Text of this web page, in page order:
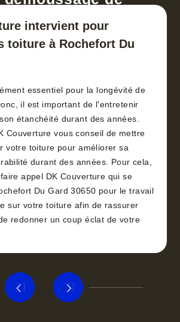
intervient pour
toiture à Rochefort Du
essentiel pour la longévité de
il est important de l'entretenir
étanchéité durant des années.
Couverture vous conseil de mettre
votre toiture pour améliorer sa
durant des années. Pour cela,
appel DK Couverture qui se
Du Gard 30650 pour le travail
sur votre toiture afin de rassurer
redonner un coup éclat de votre